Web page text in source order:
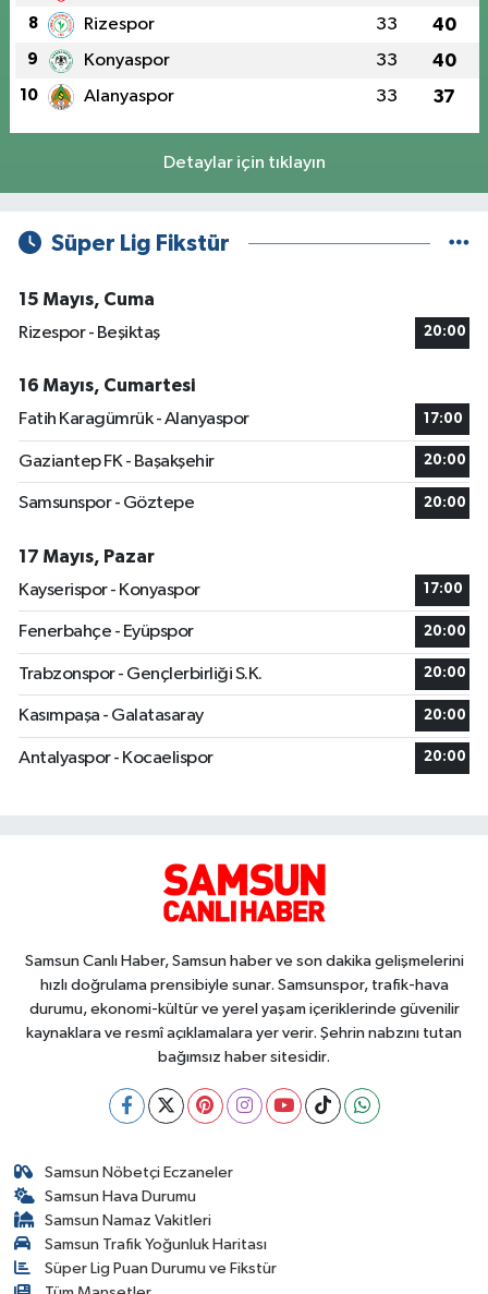
8 Rizespor 33 40
9 Konyaspor 33 40
10 Alanyaspor 33 37
Detaylar için tıklayın
Süper Lig Fikstür
15 Mayıs, Cuma
Rizespor - Beşiktaş
20:00
16 Mayıs, Cumartesi
Fatih Karagümrük - Alanyaspor
17:00
Gaziantep FK - Başakşehir 20:00
Samsunspor - Göztepe 20:00
17 Mayıs, Pazar
Kayserispor - Konyaspor
17:00
Fenerbahçe - Eyüpspor 20:00
Trabzonspor - Gençlerbirliği S.K. 20:00
Kasımpaşa - Galatasaray 20:00
Antalyaspor - Kocaelispor 20:00
Samsun Canlı Haber, Samsun haber ve son dakika gelişmelerini
hızlı doğrulama prensibiyle sunar. Samsunspor, trafik-hava
durumu, ekonomi-kültür ve yerel yaşam içeriklerinde güvenilir
kaynaklara ve resmî açıklamalara yer verir. Şehrin nabzını tutan
bağımsız haber sitesidir.
Samsun Nöbetçi Eczaneler
Samsun Hava Durumu
Samsun Namaz Vakitleri
Samsun Trafik Yoğunluk Haritası
Süper Lig Puan Durumu ve Fikstür